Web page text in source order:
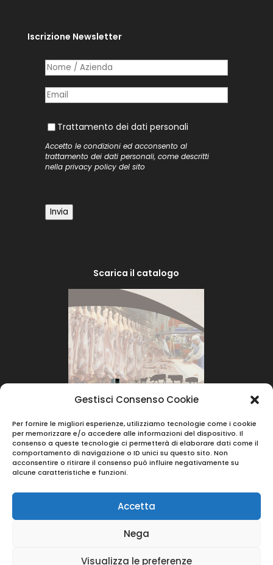
Gestisci Consenso Cookie
Per fornire le migliori esperienze, utilizziamo tecnologie come i cookie
per memorizzare e/o accedere alle informazioni del dispositivo. Il
consenso a queste tecnologie ci permetterà di elaborare dati come il
comportamento di navigazione o ID unici su questo sito. Non
acconsentire o ritirare il consenso può influire negativamente su
alcune caratteristiche e funzioni.
Accetta
Nega
Visualizza le preferenze
Iscrizione Newsletter
Nome /​ Azienda
Posta elettronica
Trattamento dei dati personali
Trattamento dei dati personali
Accetto le condizioni ed acconsento al
trattamento dei dati personali, come descritti
nella privacy policydel sito
Invia
Scarica il catalogo
Berera Srl- Via Vincenzo Monti 39 -